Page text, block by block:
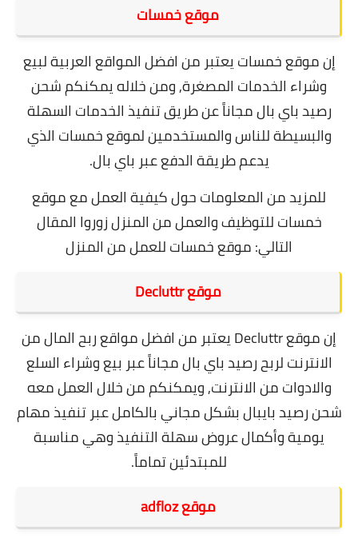
موقع خمسات
إن موقع خمسات يعتبر من افضل المواقع العربية لبيع
وشراء الخدمات المصغرة, ومن خلاله يمكنكم شحن
رصيد باي بال مجاناً عن طريق تنفيذ الخدمات السهلة
والبسيطة للناس والمستخدمين لموقع خمسات الذي
يدعم طريقة الدفع عبر باي بال.
للمزيد من المعلومات حول كيفية العمل مع موقع
خمسات للتوظيف والعمل من المنزل زوروا المقال
التالي:موقع خمسات للعمل من المنزل
موقع Decluttr
إنموقع Decluttr
يعتبر من افضل مواقع ربح المال من
الانترنت لربح رصيد باي بال مجاناً عبر بيع وشراء السلع
والادوات من الانترنت, ويمكنكم من خلال العمل معه
شحن رصيد بايبال بشكل مجاني بالكامل عبر تنفيذ مهام
يومية وأكمال عروض سهلة التنفيذ وهي مناسبة
للمبتدئين تماماً.
موقع adfloz